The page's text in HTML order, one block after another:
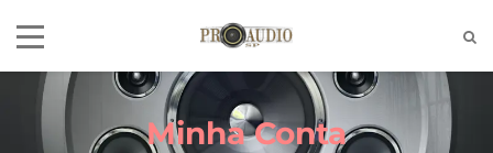
Tel:(11)2772-4709/2581-6347
Minha Conta